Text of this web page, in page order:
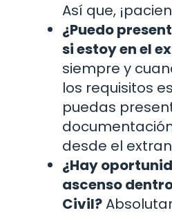
Así que,
¿Puedo
si estoy en el
siempre y
los requisitos
puedas
desde el
¿Hay
ascenso
Civil?